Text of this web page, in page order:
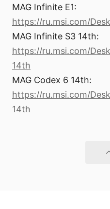
MAG Infinite E1:
https://ru.msi.com/
MAG Infinite S3 14th:
https://ru.msi.com/
14th
MAG Codex 6 14th:
https://ru.msi.com/
14th